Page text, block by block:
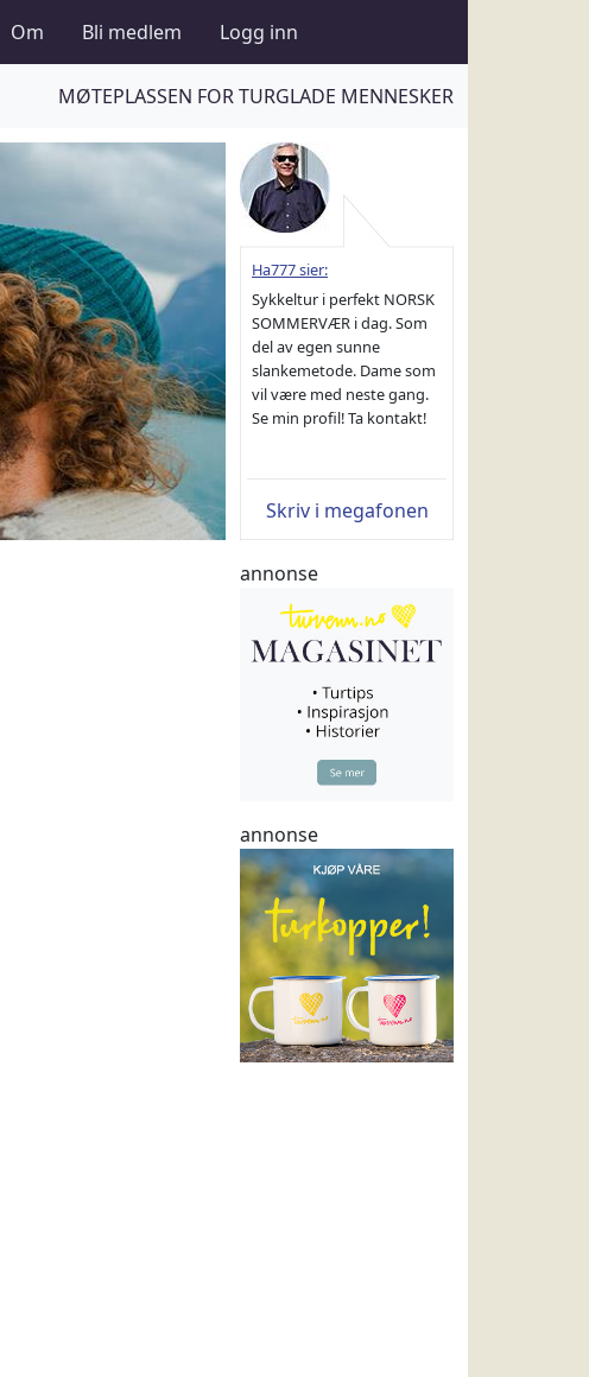
Om Bli medlem Logg inn
MØTEPLASSEN FOR TURGLADE MENNESKER
Ha777 sier:
Sykkeltur i perfekt NORSK
SOMMERVÆR i dag. Som
del av egen sunne
slankemetode. Dame som
vil være med neste gang.
Se min profil! Ta kontakt!
Skriv i megafonen
annonse
annonse